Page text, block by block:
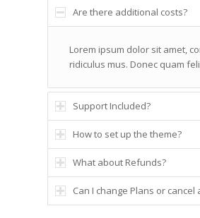
Are there additional costs?
Lorem ipsum dolor sit amet,
ridiculus mus. Donec quam
Support Included?
How to set up the theme?
What about Refunds?
Can I change Plans or cancel